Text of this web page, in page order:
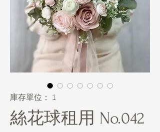
庫存單位： 1
絲花球租用 No.042